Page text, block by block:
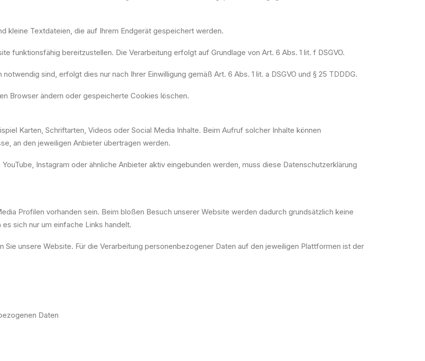
kleine Textdateien, die auf Ihrem Endgerät gespeichert werden.
funktionsfähig bereitzustellen. Die Verarbeitung erfolgt auf Grundlage von Art. 6 Abs. 1 lit. f DSGVO.
sind, erfolgt dies nur nach Ihrer Einwilligung gemäß Art. 6 Abs. 1 lit. a DSGVO und § 25 TDDDG.
Browser ändern oder gespeicherte Cookies löschen.
Karten, Schriftarten, Videos oder Social Media Inhalte. Beim Aufruf solcher Inhalte können
an den jeweiligen Anbieter übertragen werden.
Instagram oder ähnliche Anbieter aktiv eingebunden werden, muss diese Datenschutzerklärung
Profilen vorhanden sein. Beim bloßen Besuch unserer Website werden dadurch grundsätzlich keine
sich nur um einfache Links handelt.
Sie unsere Website. Für die Verarbeitung personenbezogener Daten auf den jeweiligen Plattformen ist der
Daten